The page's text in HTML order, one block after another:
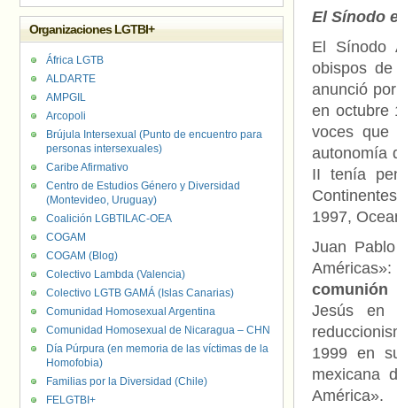
El Sínodo
El Sínodo
obispos
anunció
en octubre
voces que
autonomía
II tenía
1997,
Juan
comunión
Jesús en
1999 en
mexicana
América».
Organizaciones LGTBI+
África LGTB
ALDARTE
AMPGIL
Arcopoli
Brújula Intersexual (Punto de encuentro para
personas intersexuales)
Caribe Afirmativo
Centro de Estudios Género y Diversidad
(Montevideo, Uruguay)
Coalición LGBTILAC-OEA
COGAM
COGAM (Blog)
Colectivo Lambda (Valencia)
Colectivo LGTB GAMÁ (Islas Canarias)
Comunidad Homosexual Argentina
Comunidad Homosexual de Nicaragua – CHN
Día Púrpura (en memoria de las víctimas de la
Homofobia)
Familias por la Diversidad (Chile)
FELGTBI+